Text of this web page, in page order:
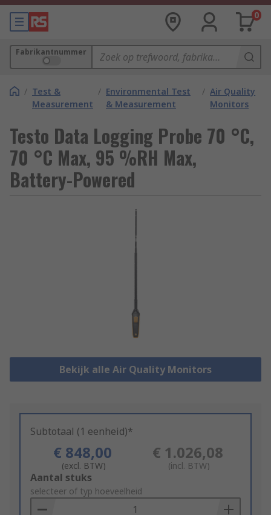
0
Fabrikantnummer
/ Test &
Measurement
/ Environmental Test
& Measurement
/ Air Quality
Monitors
Testo Data Logging Probe 70 °C,
70 °C Max, 95 %RH Max,
Battery-Powered
Bekijk alle Air Quality Monitors
Subtotaal (1 eenheid)*
€ 848,00
(excl. BTW)
€ 1.026,08
(incl. BTW)
Add
to
Basket
Aantal stuks
selecteer of typ hoeveelheid